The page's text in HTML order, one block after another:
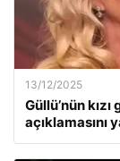
13/12/2025
Güllü’nün
açıklamasını